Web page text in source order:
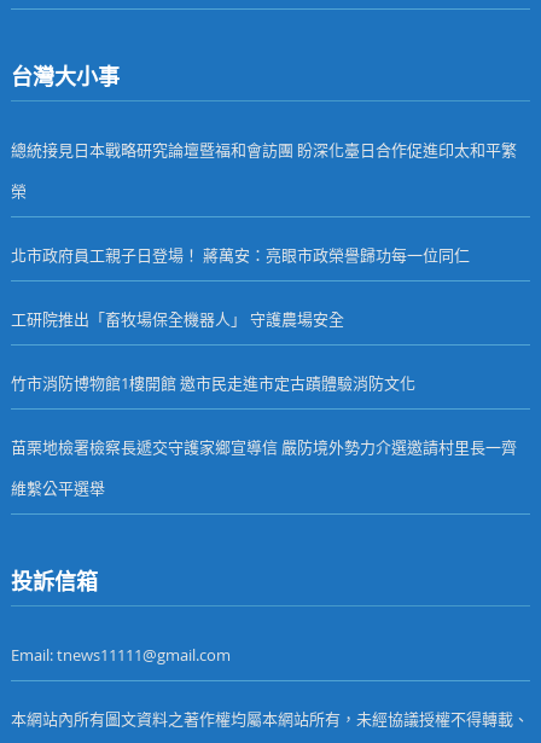
台灣大小事
總統接見日本戰略研究論壇暨福和會訪團 盼深化臺日合作促進印太和平繁
榮
北市政府員工親子日登場！ 蔣萬安：亮眼市政榮譽歸功每一位同仁
工研院推出「畜牧場保全機器人」 守護農場安全
竹市消防博物館1樓開館 邀市民走進市定古蹟體驗消防文化
苗栗地檢署檢察長遞交守護家鄉宣導信 嚴防境外勢力介選邀請村里長一齊
維繫公平選舉
投訴信箱
Email: tnews11111@gmail.com
本網站內所有圖文資料之著作權均屬本網站所有，未經協議授權不得轉載、